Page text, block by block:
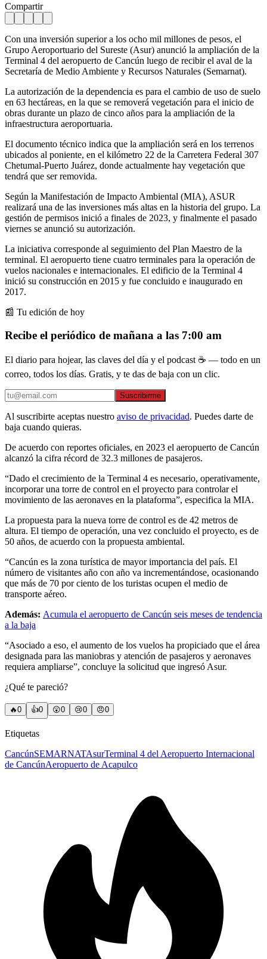
Compartir
Con una inversión superior a los ocho mil millones de pesos, el
Grupo Aeroportuario del Sureste (Asur) anunció la ampliación de la
Terminal 4 del aeropuerto de Cancún luego de recibir el aval de la
Secretaría de Medio Ambiente y Recursos Naturales (Semarnat).
La autorización de la dependencia es para el cambio de uso de suelo
en 63 hectáreas, en la que se removerá vegetación para el inicio de
obras durante un plazo de cinco años para la ampliación de la
infraestructura aeroportuaria.
El documento técnico indica que la ampliación será en los terrenos
ubicados al poniente, en el kilómetro 22 de la Carretera Federal 307
Chetumal-Puerto Juárez, donde actualmente hay vegetación que
tendrá que ser removida.
Según la Manifestación de Impacto Ambiental (MIA), ASUR
realizará una de las inversiones más altas en la historia del grupo. La
gestión de permisos inició a finales de 2023, y finalmente el pasado
viernes se anunció su autorización.
La iniciativa corresponde al seguimiento del Plan Maestro de la
terminal. El aeropuerto tiene cuatro terminales para la operación de
vuelos nacionales e internacionales. El edificio de la Terminal 4
inició su construcción en 2015 y fue concluido e inaugurado en
2017.
📰 Tu edición de hoy
Recibe el periódico de mañana a las 7:00 am
El diario para hojear, las claves del día y el podcast ☕ — todo en un
correo, todos los días. Gratis, y te das de baja con un clic.
Suscribirme
Al suscribirte aceptas nuestro aviso de privacidad. Puedes darte de
baja cuando quieras.
De acuerdo con reportes oficiales, en 2023 el aeropuerto de Cancún
alcanzó la cifra récord de 32.3 millones de pasajeros.
“Dado el crecimiento de la Terminal 4 es necesario, operativamente,
incorporar una torre de control en el proyecto para controlar el
movimiento de las aeronaves en la plataforma”, especifica la MIA.
La propuesta para la nueva torre de control es de 42 metros de
altura. El tiempo de operación, una vez concluido el proyecto, es de
50 años, de acuerdo con la propuesta ambiental.
“Cancún es la zona turística de mayor importancia del país. El
número de visitantes año con año va incrementándose, ocasionando
que más de 70 por ciento de los turistas ocupen el medio de
transporte aéreo.
Además: Acumula el aeropuerto de Cancún seis meses de tendencia
a la baja
“Asociado a eso, el aumento de los vuelos ha propiciado que el área
designada para las maniobras y atención de pasajeros y aeronaves
requiera ampliarse”, concluye la solicitud que ingresó Asur.
¿Qué te pareció?
🔥0 👍0 😲0 😢0 😠0
Etiquetas
CancúnSEMARNATAsurTerminal 4 del Aeropuerto Internacional
de CancúnAeropuerto de Acapulco